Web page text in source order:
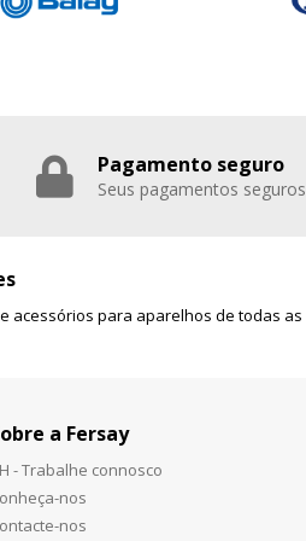
Pagamento seguro
Seus pagamentos seguros
acessórios para aparelhos de todas as
a Fersay
- Trabalhe connosco
nos
nos